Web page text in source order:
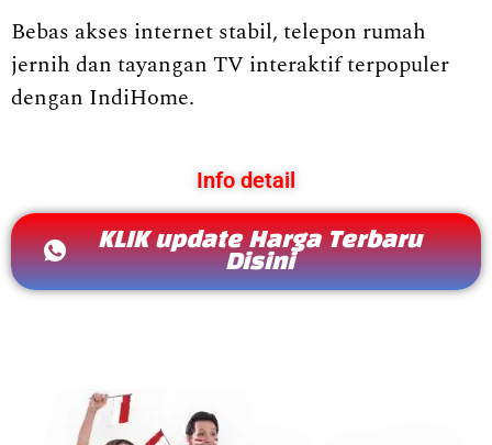
Bebas akses internet stabil, telepon rumah
jernih dan tayangan TV interaktif terpopuler
dengan IndiHome.
Info detail
KLIK update Harga Terbaru
Disini